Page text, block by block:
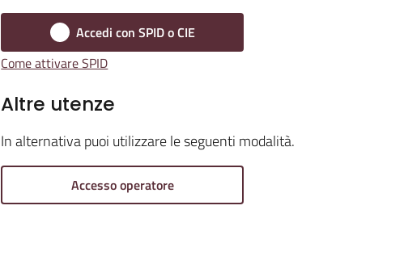
Accedi con SPID o CIE
Come attivare SPID
Altre utenze
In alternativa puoi utilizzare le seguenti modalità.
Accesso operatore